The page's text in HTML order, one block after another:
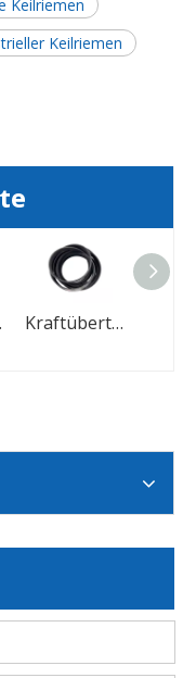
Keilriemen
Keilriemen
Kraftübertragungs-Poly-V-Zahnriemen aus Gummi für die Automobilindustrie